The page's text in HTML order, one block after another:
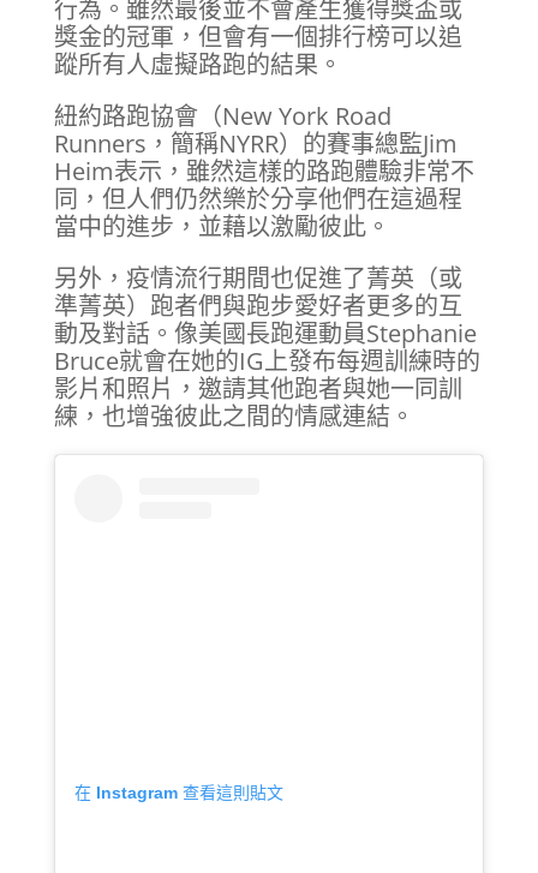
行為。雖然最後並不會產生獲得獎盃或
獎金的冠軍，但會有一個排行榜可以追
蹤所有人虛擬路跑的結果。
紐約路跑協會（New York Road
Runners，簡稱NYRR）的賽事總監Jim
Heim表示，雖然這樣的路跑體驗非常不
同，但人們仍然樂於分享他們在這過程
當中的進步，並藉以激勵彼此。
另外，疫情流行期間也促進了菁英（或
準菁英）跑者們與跑步愛好者更多的互
動及對話。像美國長跑運動員Stephanie
Bruce就會在她的IG上發布每週訓練時的
影片和照片，邀請其他跑者與她一同訓
練，也增強彼此之間的情感連結。
在 Instagram 查看這則貼文